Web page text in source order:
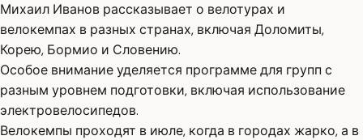
Михаил Иванов рассказывает о велотурах и
велокемпах в разных странах, включая Доломиты,
Корею, Бормио и Словению.
Особое внимание уделяется программе для групп с
разным уровнем подготовки, включая использование
электровелосипедов.
Велокемпы проходят в июле, когда в городах жарко, а в